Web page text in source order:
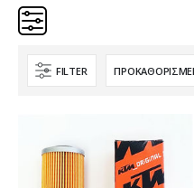
Κατηγορίες
Aftermarket
FILTER